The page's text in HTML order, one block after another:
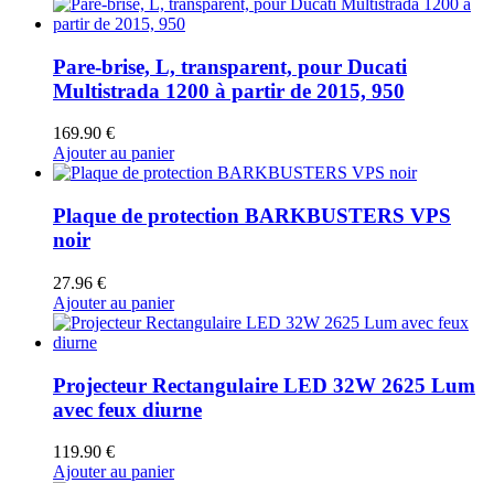
Pare-brise, L, transparent, pour Ducati
Multistrada 1200 à partir de 2015, 950
169.90 €
Ajouter au panier
Plaque de protection BARKBUSTERS VPS
noir
27.96 €
Ajouter au panier
Projecteur Rectangulaire LED 32W 2625 Lum
avec feux diurne
119.90 €
Ajouter au panier